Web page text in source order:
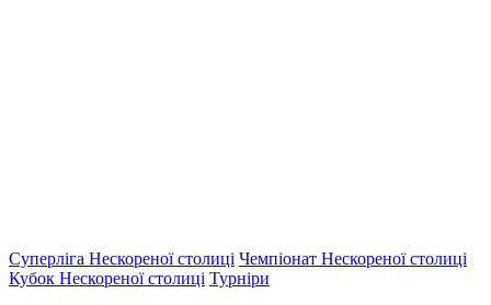
Суперліга Нескореної столиці Чемпіонат Нескореної столиці
Кубок Нескореної столиці Турніри